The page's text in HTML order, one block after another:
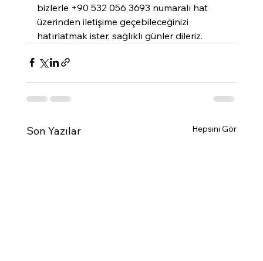
bizlerle +90 532 056 3693 numaralı hat
üzerinden iletişime geçebileceğinizi
hatırlatmak ister, sağlıklı günler dileriz.
Son Yazılar Hepsini Gör